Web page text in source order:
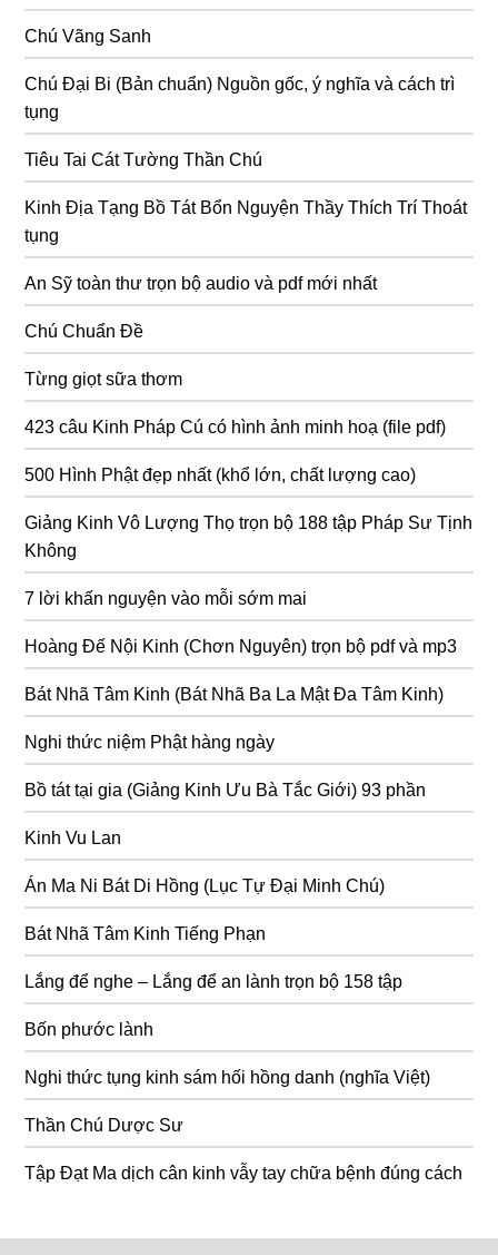
Chú Vãng Sanh
Chú Đại Bi (Bản chuẩn) Nguồn gốc, ý nghĩa và cách trì
tụng
Tiêu Tai Cát Tường Thần Chú
Kinh Địa Tạng Bồ Tát Bổn Nguyện Thầy Thích Trí Thoát
tụng
An Sỹ toàn thư trọn bộ audio và pdf mới nhất
Chú Chuẩn Đề
Từng giọt sữa thơm
423 câu Kinh Pháp Cú có hình ảnh minh hoạ (file pdf)
500 Hình Phật đẹp nhất (khổ lớn, chất lượng cao)
Giảng Kinh Vô Lượng Thọ trọn bộ 188 tập Pháp Sư Tịnh
Không
7 lời khấn nguyện vào mỗi sớm mai
Hoàng Đế Nội Kinh (Chơn Nguyên) trọn bộ pdf và mp3
Bát Nhã Tâm Kinh (Bát Nhã Ba La Mật Đa Tâm Kinh)
Nghi thức niệm Phật hàng ngày
Bồ tát tại gia (Giảng Kinh Ưu Bà Tắc Giới) 93 phần
Kinh Vu Lan
Án Ma Ni Bát Di Hồng (Lục Tự Đại Minh Chú)
Bát Nhã Tâm Kinh Tiếng Phạn
Lắng để nghe – Lắng để an lành trọn bộ 158 tập
Bốn phước lành
Nghi thức tụng kinh sám hối hồng danh (nghĩa Việt)
Thần Chú Dược Sư
Tập Đạt Ma dịch cân kinh vẫy tay chữa bệnh đúng cách